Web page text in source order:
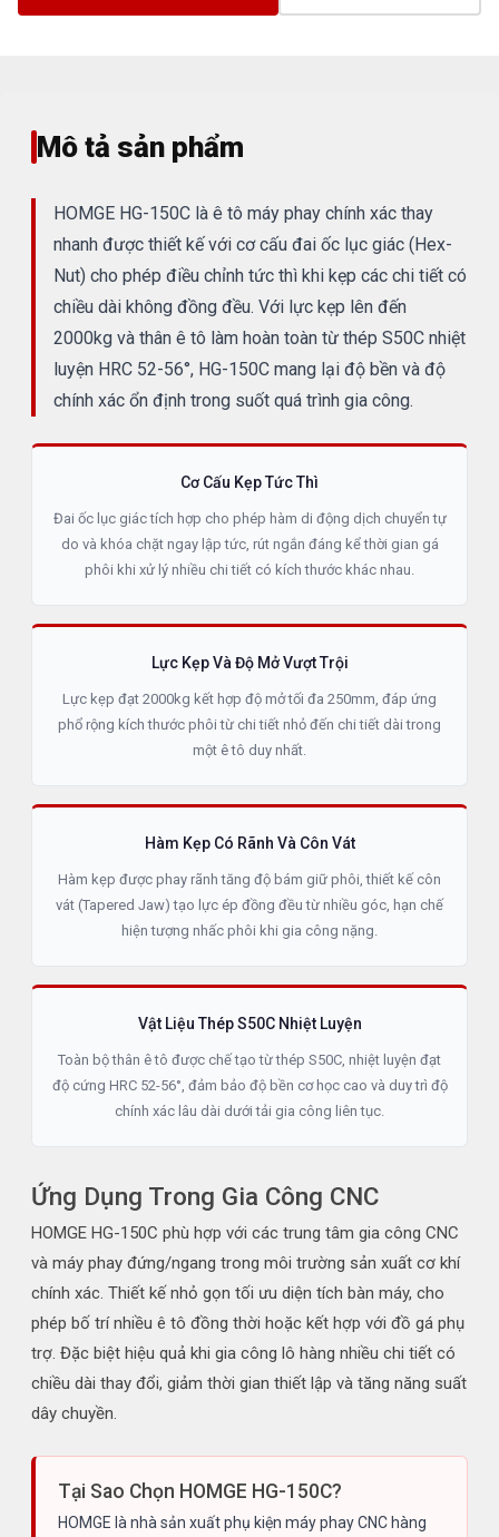
Mô tả sản phẩm
HOMGE HG-150C là ê tô máy phay chính xác thay
nhanh được thiết kế với cơ cấu đai ốc lục giác (Hex-
Nut) cho phép điều chỉnh tức thì khi kẹp các chi tiết có
chiều dài không đồng đều. Với lực kẹp lên đến
2000kg và thân ê tô làm hoàn toàn từ thép S50C nhiệt
luyện HRC 52-56°, HG-150C mang lại độ bền và độ
chính xác ổn định trong suốt quá trình gia công.
Cơ Cấu Kẹp Tức Thì
Đai ốc lục giác tích hợp cho phép hàm di động dịch chuyển tự
do và khóa chặt ngay lập tức, rút ngắn đáng kể thời gian gá
phôi khi xử lý nhiều chi tiết có kích thước khác nhau.
Lực Kẹp Và Độ Mở Vượt Trội
Lực kẹp đạt 2000kg kết hợp độ mở tối đa 250mm, đáp ứng
phổ rộng kích thước phôi từ chi tiết nhỏ đến chi tiết dài trong
một ê tô duy nhất.
Hàm Kẹp Có Rãnh Và Côn Vát
Hàm kẹp được phay rãnh tăng độ bám giữ phôi, thiết kế côn
vát (Tapered Jaw) tạo lực ép đồng đều từ nhiều góc, hạn chế
hiện tượng nhấc phôi khi gia công nặng.
Vật Liệu Thép S50C Nhiệt Luyện
Toàn bộ thân ê tô được chế tạo từ thép S50C, nhiệt luyện đạt
độ cứng HRC 52-56°, đảm bảo độ bền cơ học cao và duy trì độ
chính xác lâu dài dưới tải gia công liên tục.
Ứng Dụng Trong Gia Công CNC
HOMGE HG-150C phù hợp với các trung tâm gia công CNC
và máy phay đứng/ngang trong môi trường sản xuất cơ khí
chính xác. Thiết kế nhỏ gọn tối ưu diện tích bàn máy, cho
phép bố trí nhiều ê tô đồng thời hoặc kết hợp với đồ gá phụ
trợ. Đặc biệt hiệu quả khi gia công lô hàng nhiều chi tiết có
chiều dài thay đổi, giảm thời gian thiết lập và tăng năng suất
dây chuyền.
Tại Sao Chọn HOMGE HG-150C?
HOMGE là nhà sản xuất phụ kiện máy phay CNC hàng